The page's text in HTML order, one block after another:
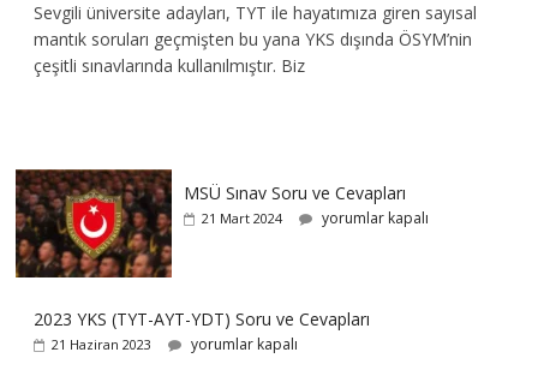
Sevgili üniversite adayları, TYT ile hayatımıza giren sayısal
mantık soruları geçmişten bu yana YKS dışında ÖSYM’nin
çeşitli sınavlarında kullanılmıştır. Biz
MSÜ Sınav Soru ve Cevapları
21 Mart 2024 yorumlar kapalı
2023 YKS (TYT-AYT-YDT) Soru ve Cevapları
21 Haziran 2023 yorumlar kapalı